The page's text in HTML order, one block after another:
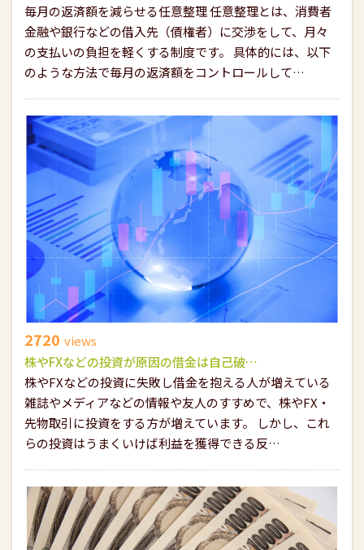
毎月の返済額を減らせる任意整理 任意整理とは、消費者
金融や銀行などの借入先（債権者）に交渉をして、月々
の支払いの負担を軽くする制度です。 具体的には、以下
のような方法で毎月の返済額をコントロールして…
2720 views
株やFXなどの投資が原因の借金は自己破…
株やFXなどの投資に失敗し借金を抱える人が増えている
雑誌やメディアなどの情報や友人のすすめで、株やFX・
先物取引に投資をする方が増えています。 しかし、これ
らの投資はうまくいけば利益を獲得できる反…